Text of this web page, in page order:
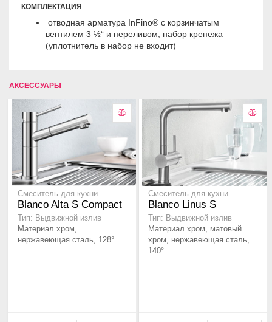
КОМПЛЕКТАЦИЯ
отводная арматура InFino® с корзинчатым
вентилем 3 ½“ и переливом, набор крепежа
(уплотнитель в набор не входит)
АКСЕССУАРЫ
Смеситель для кухни
Blanco Alta S Compact
Тип: Выдвижной излив
Материал хром,
нержавеющая сталь, 128°
Смеситель для кухни
Blanco Linus S
Тип: Выдвижной излив
Материал хром, матовый
хром, нержавеющая сталь,
140°